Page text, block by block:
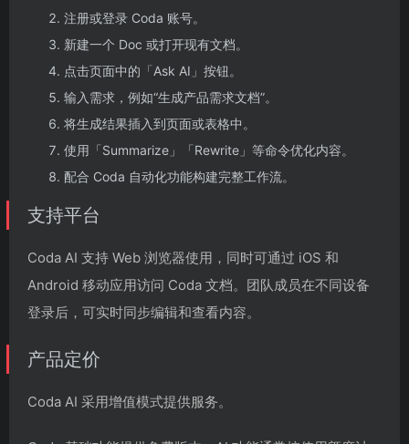
注册或登录 Coda 账号。
新建一个 Doc 或打开现有文档。
点击页面中的「Ask AI」按钮。
输入需求，例如“生成产品需求文档”。
将生成结果插入到页面或表格中。
使用「Summarize」「Rewrite」等命令优化内容。
配合 Coda 自动化功能构建完整工作流。
支持平台
Coda AI 支持 Web 浏览器使用，同时可通过 iOS 和
Android 移动应用访问 Coda 文档。团队成员在不同设备
登录后，可实时同步编辑和查看内容。
产品定价
Coda AI 采用增值模式提供服务。